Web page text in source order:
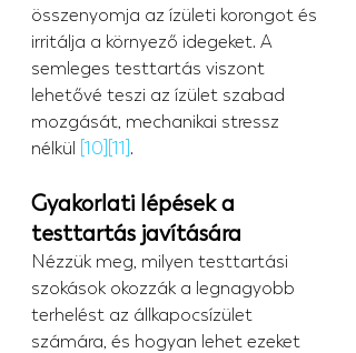
összenyomja az ízületi korongot és
irritálja a környező idegeket. A
semleges testtartás viszont
lehetővé teszi az ízület szabad
mozgását, mechanikai stressz
nélkül
[10] [11] .
Gyakorlati lépések a
testtartás javítására
Nézzük meg, milyen testtartási
szokások okozzák a legnagyobb
terhelést az állkapocsízület
számára, és hogyan lehet ezeket